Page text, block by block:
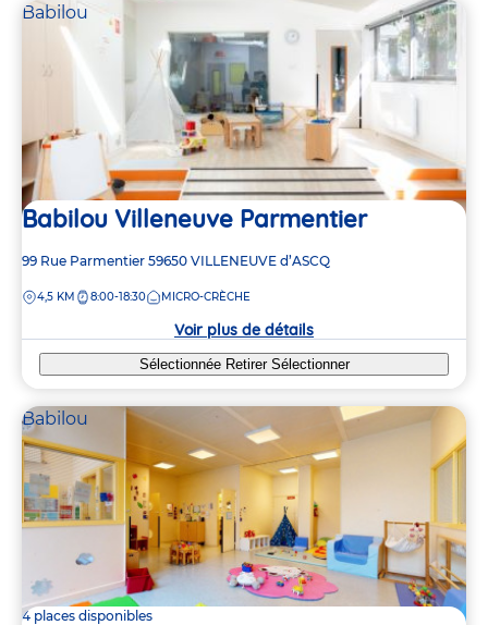
Babilou
Babilou Villeneuve Parmentier
Adresse
la
99 Rue Parmentier 59650 VILLENEUVE d’ASCQ
DISTANCE
4,5 KM 8:00-18:30 MICRO-CRÈCHE
Voir plus de détails
Sélectionnée Retirer Sélectionner
Babilou
4 places disponibles